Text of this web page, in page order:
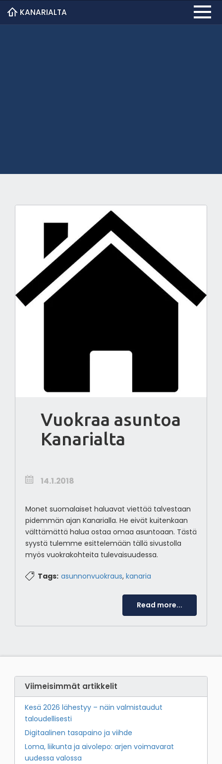
KANARIALTA
Vuokraa asuntoa
Kanarialta
14.1.2018
Monet suomalaiset haluavat viettää talvestaan
pidemmän ajan Kanarialla. He eivät kuitenkaan
välttämättä halua ostaa omaa asuntoaan. Tästä
syystä tulemme esittelemään tällä sivustolla
myös vuokrakohteita tulevaisuudessa.
Tags: asunnonvuokraus, kanaria
Read more...
Viimeisimmät artikkelit
Kesä 2026 lähestyy – näin valmistaudut
taloudellisesti
Digitaalinen tasapaino ja viihde
Loma, liikunta ja aivolepo: arjen voimavarat
uudessa valossa